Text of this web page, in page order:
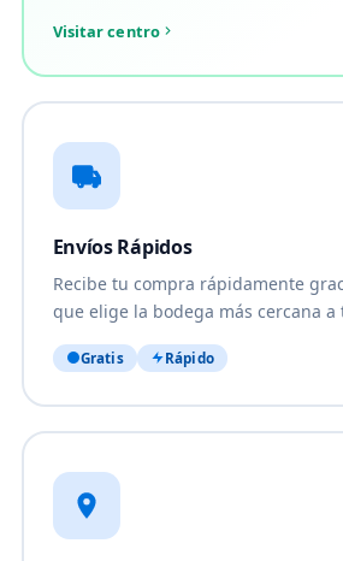
Visitar centro
Envíos Rápidos
Recibe tu compra rápidamente
que elige la bodega más cercana a
Gratis Rápido